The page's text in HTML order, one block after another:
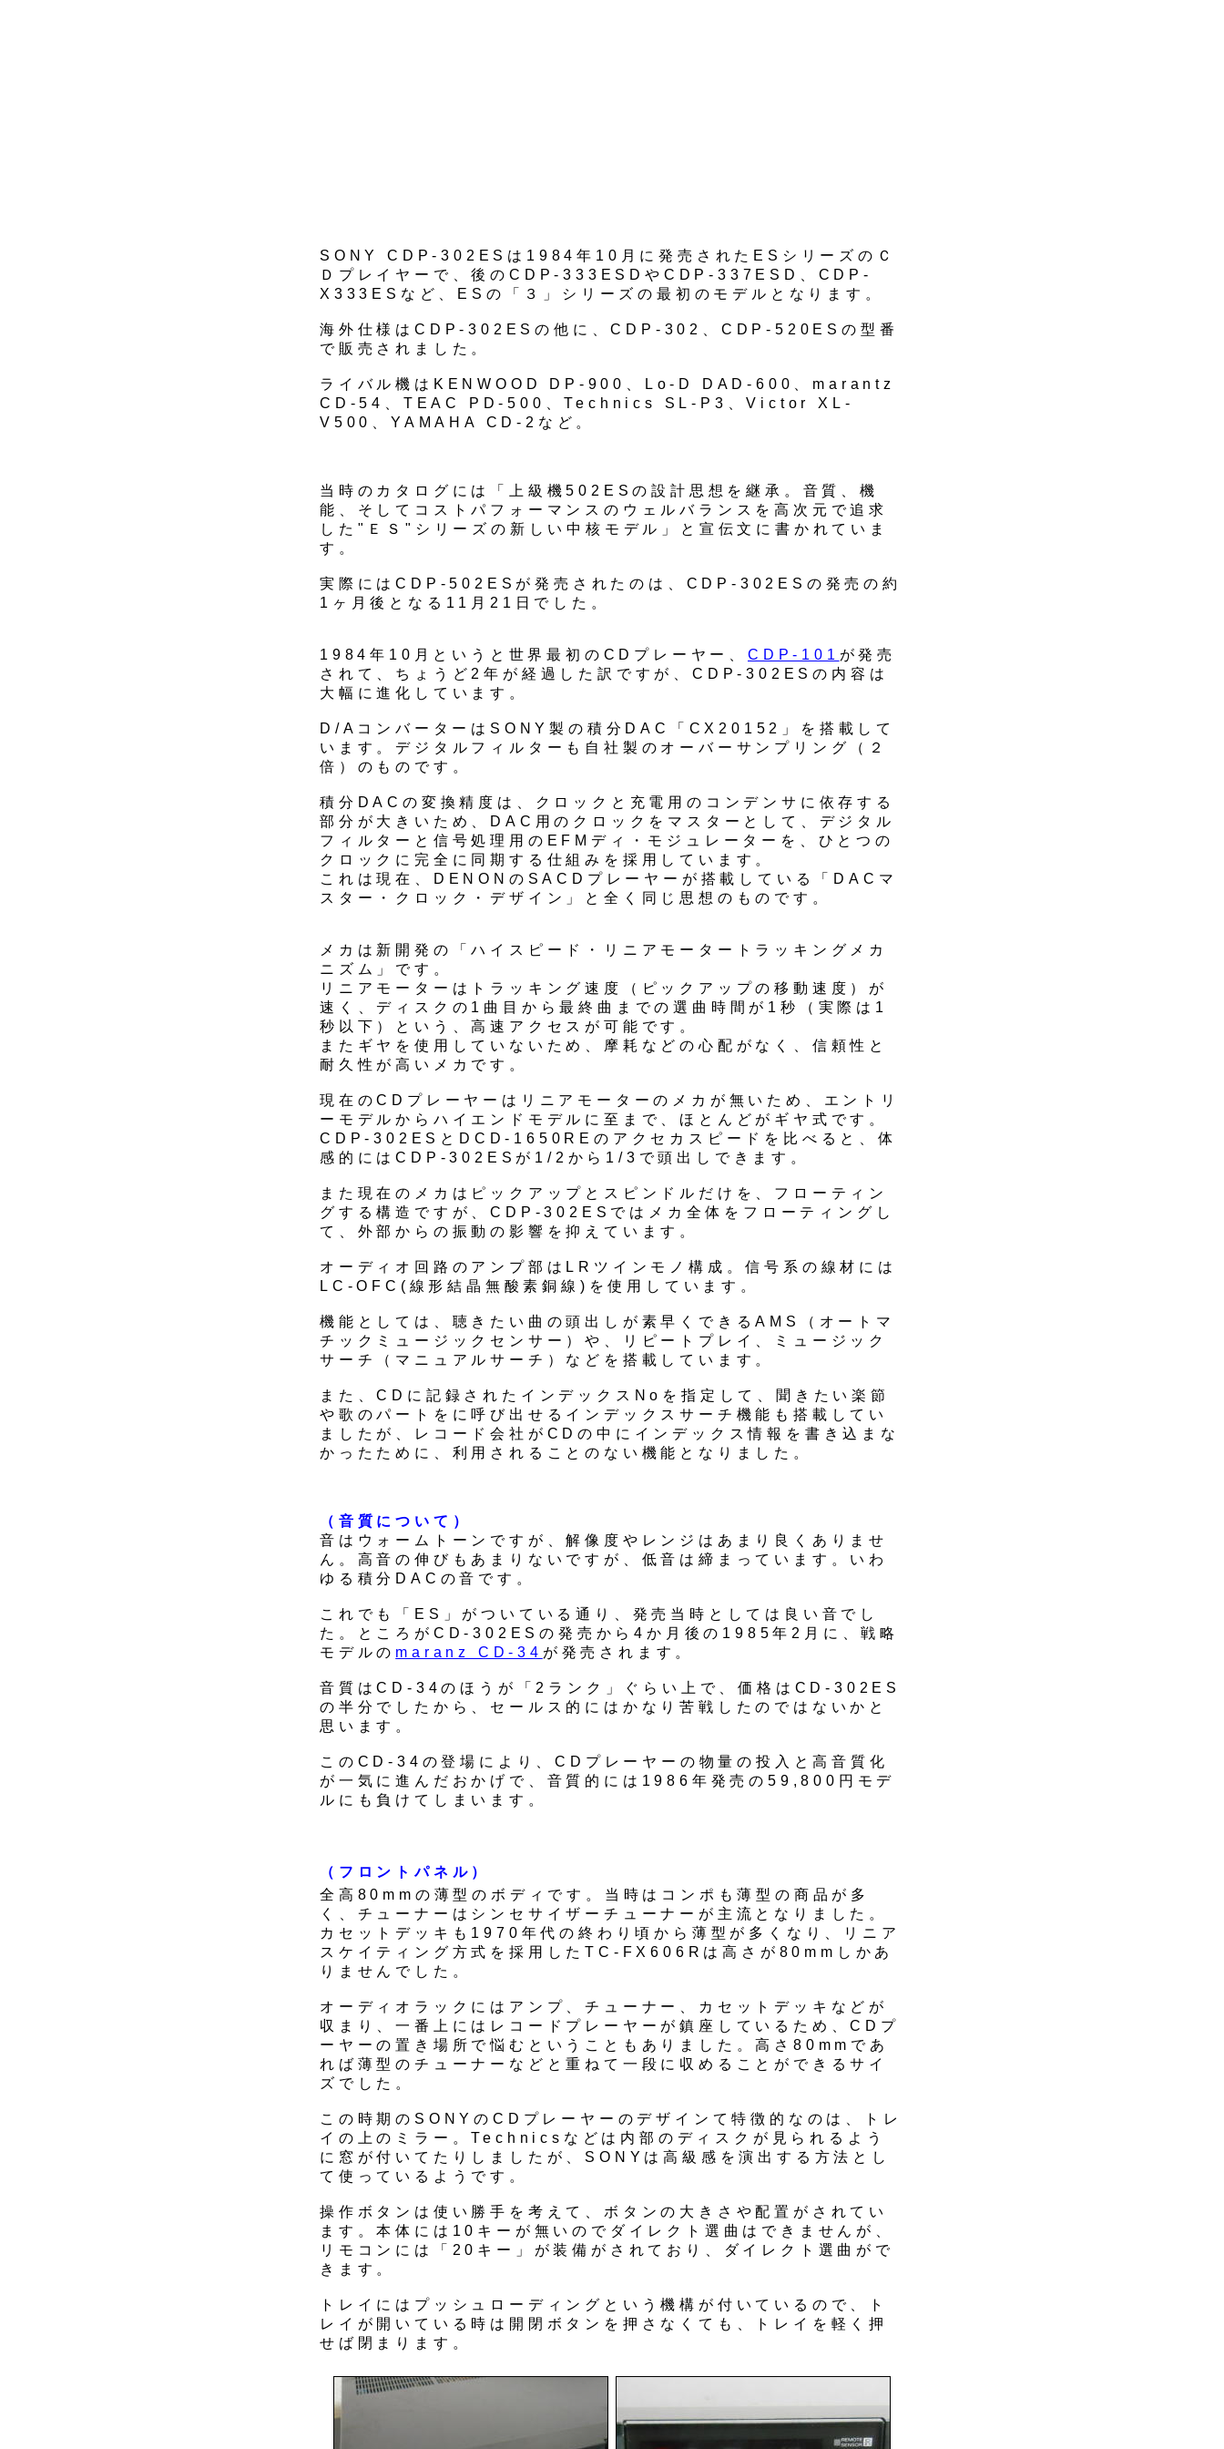
SONY CDP-302ESは1984年10月に発売されたESシリーズのＣ
Ｄプレイヤーで、後のCDP-333ESDやCDP-337ESD、CDP-
X333ESなど、ESの「３」シリーズの最初のモデルとなります。
海外仕様はCDP-302ESの他に、CDP-302、CDP-520ESの型番
で販売されました。
ライバル機はKENWOOD DP-900、Lo-D DAD-600、marantz
CD-54、TEAC PD-500、Technics SL-P3、Victor XL-
V500、YAMAHA CD-2など。
当時のカタログには「上級機502ESの設計思想を継承。音質、機
能、そしてコストパフォーマンスのウェルバランスを高次元で追求
した"ＥＳ"シリーズの新しい中核モデル」と宣伝文に書かれていま
す。
実際にはCDP-502ESが発売されたのは、CDP-302ESの発売の約
1ヶ月後となる11月21日でした。
1984年10月というと世界最初のCDプレーヤー、 CDP-101 が発売
されて、ちょうど2年が経過した訳ですが、CDP-302ESの内容は
大幅に進化しています。
D/AコンバーターはSONY製の積分DAC「CX20152」を搭載して
います。デジタルフィルターも自社製のオーバーサンプリング（２
倍）のものです。
積分DACの変換精度は、クロックと充電用のコンデンサに依存する
部分が大きいため、DAC用のクロックをマスターとして、デジタル
フィルターと信号処理用のEFMディ・モジュレーターを、ひとつの
クロックに完全に同期する仕組みを採用しています。
これは現在、DENONのSACDプレーヤーが搭載している「DACマ
スター・クロック・デザイン」と全く同じ思想のものです。
メカは新開発の「ハイスピード・リニアモータートラッキングメカ
ニズム」です。
リニアモーターはトラッキング速度（ピックアップの移動速度）が
速く、ディスクの1曲目から最終曲までの選曲時間が1秒（実際は1
秒以下）という、高速アクセスが可能です。
またギヤを使用していないため、摩耗などの心配がなく、信頼性と
耐久性が高いメカです。
現在のCDプレーヤーはリニアモーターのメカが無いため、エントリ
ーモデルからハイエンドモデルに至まで、ほとんどがギヤ式です。
CDP-302ESとDCD-1650REのアクセカスピードを比べると、体
感的にはCDP-302ESが1/2から1/3で頭出しできます。
また現在のメカはピックアップとスピンドルだけを、フローティン
グする構造ですが、CDP-302ESではメカ全体をフローティングし
て、外部からの振動の影響を抑えています。
オーディオ回路のアンプ部はLRツインモノ構成。信号系の線材には
LC-OFC(線形結晶無酸素銅線)を使用しています。
機能としては、聴きたい曲の頭出しが素早くできるAMS（オートマ
チックミュージックセンサー）や、リピートプレイ、ミュージック
サーチ（マニュアルサーチ）などを搭載しています。
また、CDに記録されたインデックスNoを指定して、聞きたい楽節
や歌のパートをに呼び出せるインデックスサーチ機能も搭載してい
ましたが、レコード会社がCDの中にインデックス情報を書き込まな
かったために、利用されることのない機能となりました。
（音質について）
音はウォームトーンですが、解像度やレンジはあまり良くありませ
ん。高音の伸びもあまりないですが、低音は締まっています。いわ
ゆる積分DACの音です。
これでも「ES」がついている通り、発売当時としては良い音でし
た。ところがCD-302ESの発売から4か月後の1985年2月に、戦略
モデルの maranz CD-34 が発売されます。
音質はCD-34のほうが「2ランク」ぐらい上で、価格はCD-302ES
の半分でしたから、セールス的にはかなり苦戦したのではないかと
思います。
このCD-34の登場により、CDプレーヤーの物量の投入と高音質化
が一気に進んだおかげで、音質的には1986年発売の59,800円モデ
ルにも負けてしまいます。
（フロントパネル）
全高80mmの薄型のボディです。当時はコンポも薄型の商品が多
く、チューナーはシンセサイザーチューナーが主流となりました。
カセットデッキも1970年代の終わり頃から薄型が多くなり、リニア
スケイティング方式を採用したTC-FX606Rは高さが80mmしかあ
りませんでした。
オーディオラックにはアンプ、チューナー、カセットデッキなどが
収まり、一番上にはレコードプレーヤーが鎮座しているため、CDプ
ーヤーの置き場所で悩むということもありました。高さ80mmであ
れば薄型のチューナーなどと重ねて一段に収めることができるサイ
ズでした。
この時期のSONYのCDプレーヤーのデザインて特徴的なのは、トレ
イの上のミラー。Technicsなどは内部のディスクが見られるよう
に窓が付いてたりしましたが、SONYは高級感を演出する方法とし
て使っているようです。
操作ボタンは使い勝手を考えて、ボタンの大きさや配置がされてい
ます。本体には10キーが無いのでダイレクト選曲はできませんが、
リモコンには「20キー」が装備がされており、ダイレクト選曲がで
きます。
トレイにはプッシュローディングという機構が付いているので、ト
レイが開いている時は開閉ボタンを押さなくても、トレイを軽く押
せば閉まります。